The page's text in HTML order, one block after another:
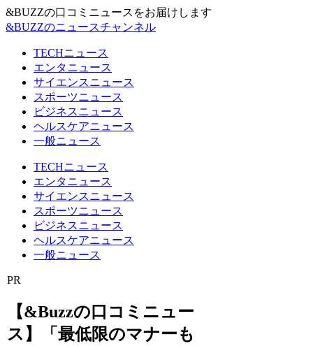
&BUZZの口コミニュースをお届けします
&BUZZのニュースチャンネル
TECHニュース
エンタニュース
サイエンスニュース
スポーツニュース
ビジネスニュース
ヘルスケアニュース
一般ニュース
TECHニュース
エンタニュース
サイエンスニュース
スポーツニュース
ビジネスニュース
ヘルスケアニュース
一般ニュース
PR
【&Buzzの口コミニュー
ス】「最低限のマナーも